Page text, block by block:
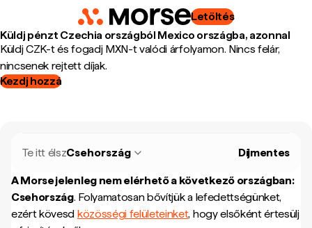
Letöltés
Küldj pénzt Czechia országból Mexico országba, azonnal
Küldj CZK-t és fogadj MXN-t valódi árfolyamon. Nincs felár,
nincsenek rejtett díjak.
Kezdj hozzá
Te itt élszCsehország Díjmentes
A Morse jelenleg nem elérhető a következő országban:
Csehország. Folyamatosan bővítjük a lefedettségünket,
ezért kövesd közösségi felületeinket, hogy elsőként értesülj